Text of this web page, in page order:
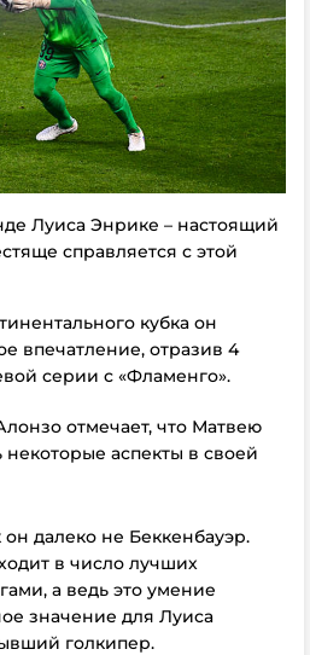
Луиса Энрике – настоящий
справляется с этой
кубка он
впечатление, отразив 4
серии с «Фламенго».
отмечает, что Матвею
аспекты в своей
он далеко не Беккенбауэр.
в число лучших
а ведь это умение
значение для Луиса
голкипер.